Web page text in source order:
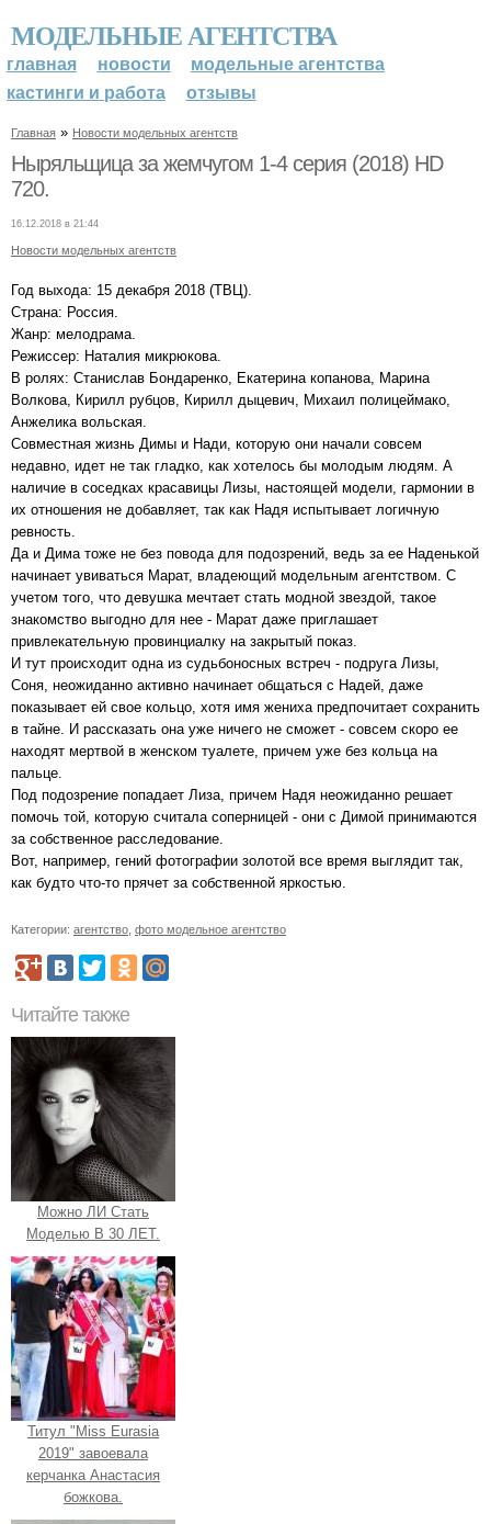
МОДЕЛЬНЫЕ АГЕНТСТВА
главная новости
модельные агентства
кастинги и работа
отзывы
Главная » Новости модельных агентств
Ныряльщица за жемчугом 1-4 серия (2018) HD
720.
16.12.2018 в 21:44
Новости модельных агентств
Год выхода: 15 декабря 2018 (ТВЦ).
Страна: Россия.
Жанр: мелодрама.
Режиссер: Наталия микрюкова.
В ролях: Станислав Бондаренко, Екатерина копанова, Марина
Волкова, Кирилл рубцов, Кирилл дыцевич, Михаил полицеймако,
Анжелика вольская.
Совместная жизнь Димы и Нади, которую они начали совсем
недавно, идет не так гладко, как хотелось бы молодым людям. А
наличие в соседках красавицы Лизы, настоящей модели, гармонии в
их отношения не добавляет, так как Надя испытывает логичную
ревность.
Да и Дима тоже не без повода для подозрений, ведь за ее Наденькой
начинает увиваться Марат, владеющий модельным агентством. С
учетом того, что девушка мечтает стать модной звездой, такое
знакомство выгодно для нее - Марат даже приглашает
привлекательную провинциалку на закрытый показ.
И тут происходит одна из судьбоносных встреч - подруга Лизы,
Соня, неожиданно активно начинает общаться с Надей, даже
показывает ей свое кольцо, хотя имя жениха предпочитает сохранить
в тайне. И рассказать она уже ничего не сможет - совсем скоро ее
находят мертвой в женском туалете, причем уже без кольца на
пальце.
Под подозрение попадает Лиза, причем Надя неожиданно решает
помочь той, которую считала соперницей - они с Димой принимаются
за собственное расследование.
Вот, например, гений фотографии золотой все время выглядит так,
как будто что-то прячет за собственной яркостью.
Категории: агентство фото модельное агентство
Читайте также
Можно ЛИ Стать
Моделью В 30 ЛЕТ.
Титул "Miss Eurasia
2019" завоевала
керчанка Анастасия
божкова.